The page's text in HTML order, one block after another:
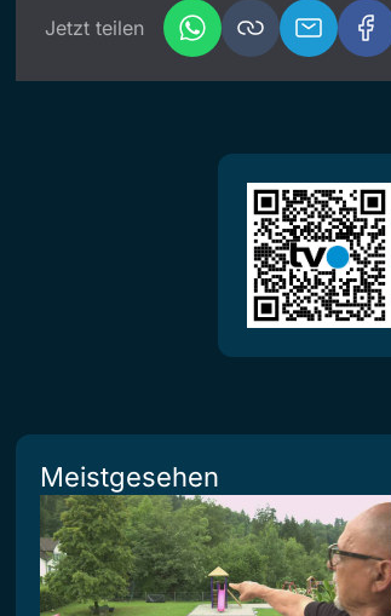
Jetzt teilen
Meistgesehen